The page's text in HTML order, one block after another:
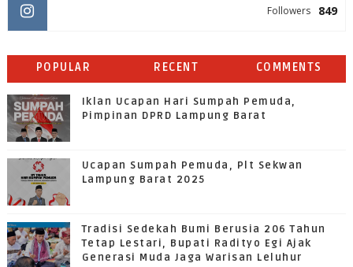
849
Followers
POPULAR RECENT COMMENTS
Iklan Ucapan Hari Sumpah Pemuda,
Pimpinan DPRD Lampung Barat
Ucapan Sumpah Pemuda, Plt Sekwan
Lampung Barat 2025
Tradisi Sedekah Bumi Berusia 206 Tahun
Tetap Lestari, Bupati Radityo Egi Ajak
Generasi Muda Jaga Warisan Leluhur